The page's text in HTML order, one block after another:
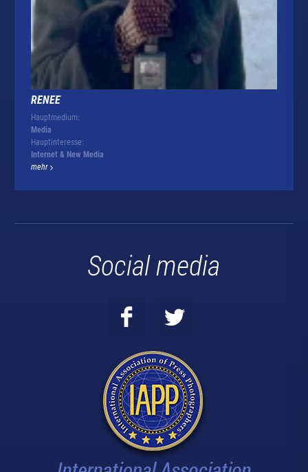
RENEE
Hauptmedium:
Media
Hauptinteresse:
Internet & New Media
mehr
Social media